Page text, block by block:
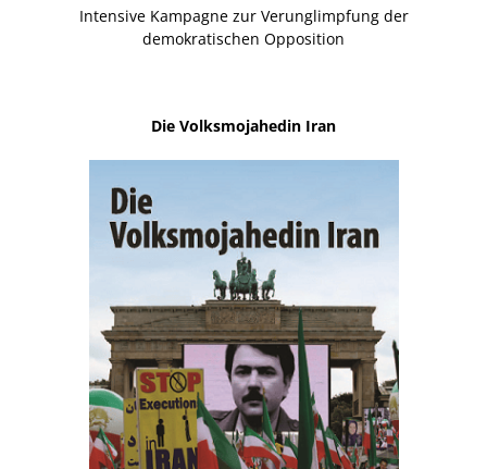
Intensive Kampagne zur Verunglimpfung der
demokratischen Opposition
Die Volksmojahedin Iran